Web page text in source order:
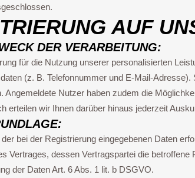
AUF
DER VERARBEITUNG:
für die Nutzung unserer personalisierten
(z. B. Telefonnummer und E-Mail-
Angemeldete Nutzer haben zudem die
erteilen wir Ihnen darüber hinaus jederzeit
bei der Registrierung eingegebenen Daten
Vertrages, dessen Vertragspartei die
der Daten Art. 6 Abs. 1 lit. b DSGVO.